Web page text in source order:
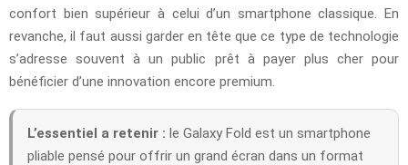
confort bien supérieur à celui d’un smartphone classique. En
revanche, il faut aussi garder en tête que ce type de technologie
s’adresse souvent à un public prêt à payer plus cher pour
bénéficier d’une innovation encore premium.
L’essentiel a retenir : le Galaxy Fold est un smartphone
pliable pensé pour offrir un grand écran dans un format